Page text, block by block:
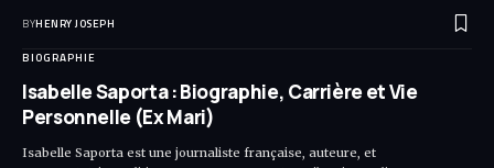
BYHENRY JOSEPH
BIOGRAPHIE
Isabelle Saporta : Biographie, Carrière et Vie
Personnelle (Ex Mari)
Isabelle Saporta est une journaliste française, auteure, et